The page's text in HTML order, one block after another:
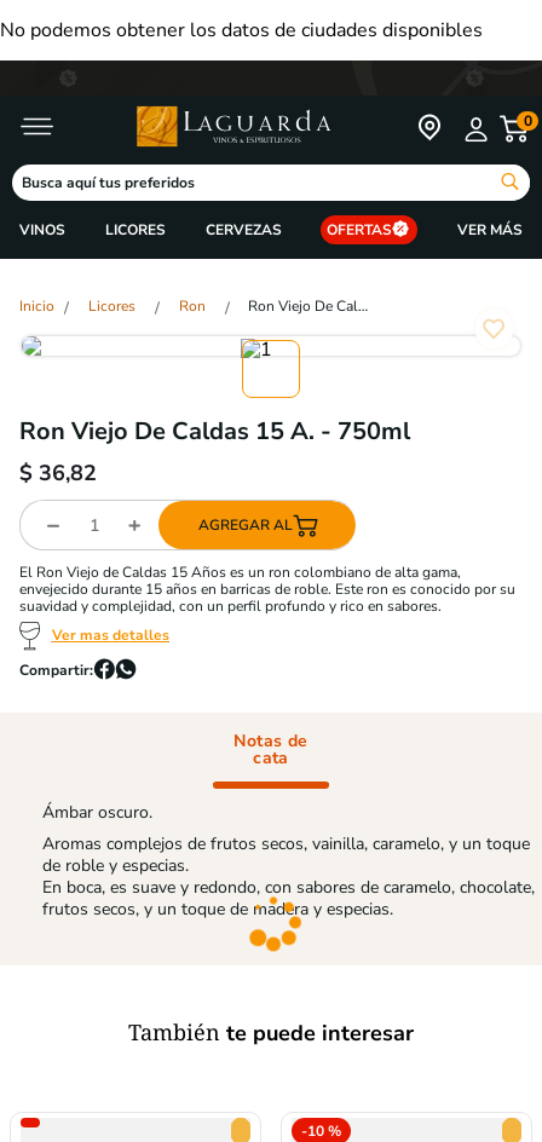
No podemos obtener los datos de ciudades disponibles
0
Busca aquí tus preferidos
VINOS LICORES CERVEZAS OFERTAS
Licores Ron Ron Viejo De Caldas 15 A. - 750ml
Ron Viejo De Caldas 15 A. - 750ml
$ 36,82
AGREGAR AL
El Ron Viejo de Caldas 15 Años es un ron colombiano de alta gama,
envejecido durante 15 años en barricas de roble. Este ron es conocido por su
suavidad y complejidad, con un perfil profundo y rico en sabores.
Ver mas detalles
Notas de
cata
Ámbar oscuro.
Aromas complejos de frutos secos, vainilla, caramelo, y un toque
de roble y especias.
En boca, es suave y redondo, con sabores de caramelo, chocolate,
frutos secos, y un toque de madera y especias.
También te puede interesar
-10 %